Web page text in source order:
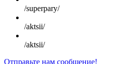
/superpary/
/aktsii/
/aktsii/
Отправьте нам сообщение!